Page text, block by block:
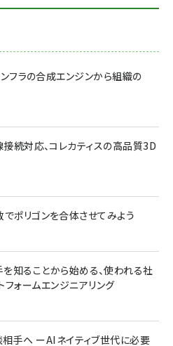
フラの合成エンジンから組織の
対応、コレカティスの高品質3D
ポリゴンを合体させてみよう
を知ることから始める、使われる社
ォームエンジニアリング
相手へ ーAIネイティブ世代に必要